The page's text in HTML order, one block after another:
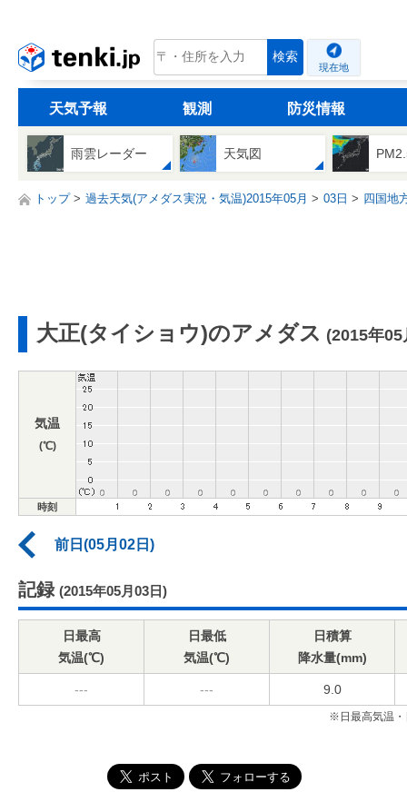
tenki.jp 検索
現在地
天気予報 観測 防災情報
雨雲レーダー 天気図
トップ 過去天気(アメダス実況・気温)2015年05月 03日 四国地
大正(タイショウ)のアメダス (2015年05
気温
(℃)
時刻
前日(05月02日)
記録 (2015年05月03日)
日最高
気温(℃)
日最低
気温(℃)
日積算
降水量(mm)
--- --- 9.0
※日最高気温・